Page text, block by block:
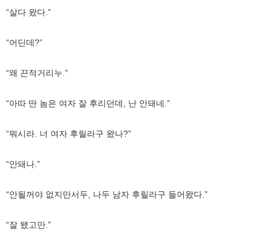
“살다 왔다.”
“어딘데?”
“왜 끈적거리누.”
“아따 딴 놈은 여자 잘 후리던데, 난 안돼네.”
“뭐시라. 너 여자 후릴라구 왔나?”
“안돼나.”
“안될꺼야 없지만서두, 나두 남자 후릴라구 들어왔다.”
“잘 됐고만.”